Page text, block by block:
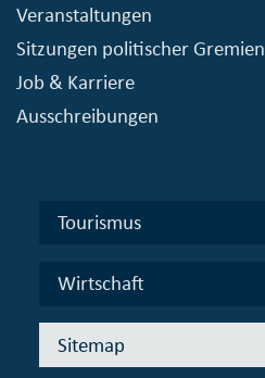
Veranstaltungen
Sitzungen politischer Gremien
Job & Karriere
Ausschreibungen
Tourismus
Wirtschaft
Sitemap